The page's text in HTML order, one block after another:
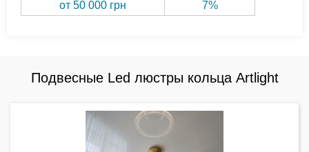
от 50 000 грн
7%
Подвесные Led люстры кольца Artlight